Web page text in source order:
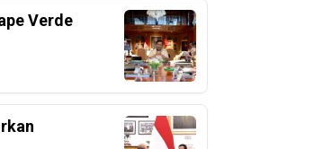
Verde